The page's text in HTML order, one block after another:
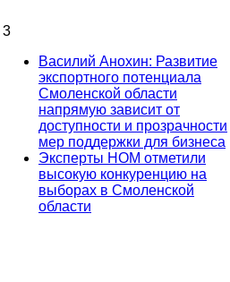
3
Василий Анохин: Развитие
экспортного потенциала
Смоленской области
напрямую зависит от
доступности и прозрачности
мер поддержки для бизнеса
Эксперты НОМ отметили
высокую конкуренцию на
выборах в Смоленской
области